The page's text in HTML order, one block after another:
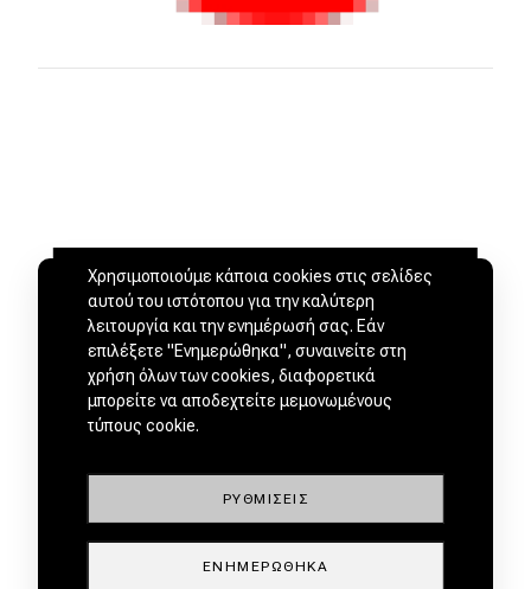
ΜΕΤΑΧΕΙΡΙΣΜΕΝΑ ΑΠΟ
ΕΜΠΙΣΤΟΥΣ ΕΜΠΟΡΟΥΣ by
Χρησιμοποιούμε κάποια cookies στις σελίδες
αυτού του ιστότοπου για την καλύτερη
λειτουργία και την ενημέρωσή σας. Εάν
επιλέξετε "Ενημερώθηκα", συναινείτε στη
χρήση όλων των cookies, διαφορετικά
μπορείτε να αποδεχτείτε μεμονωμένους
τύπους cookie.
ΡΥΘΜΊΣΕΙΣ
ΕΝΗΜΕΡΏΘΗΚΑ